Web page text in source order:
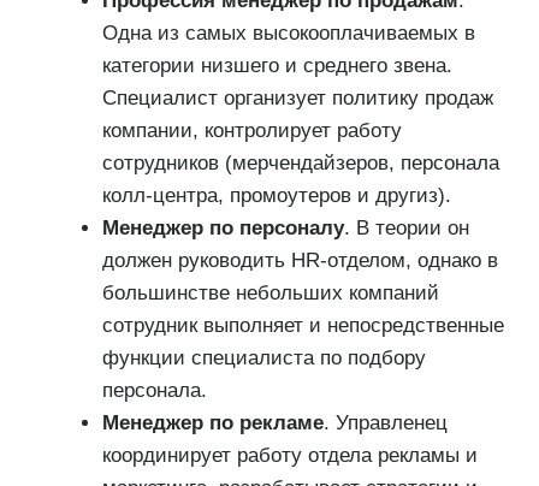
Одна из самых высокооплачиваемых в
категории низшего и среднего звена.
Специалист организует политику продаж
компании, контролирует работу
сотрудников (мерчендайзеров, персонала
колл-центра, промоутеров и другиз).
Менеджер по персоналу. В теории он
должен руководить HR-отделом, однако в
большинстве небольших компаний
сотрудник выполняет и непосредственные
функции специалиста по подбору
персонала.
Менеджер по рекламе. Управленец
координирует работу отдела рекламы и